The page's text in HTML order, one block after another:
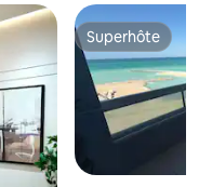
Superhôte
Superhôte